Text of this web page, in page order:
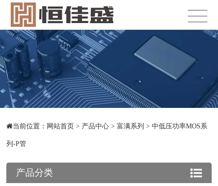
当前位置： 网站首页 > 产品中心 >富满系列 >中低压功率MOS系
列-P管
产品分类